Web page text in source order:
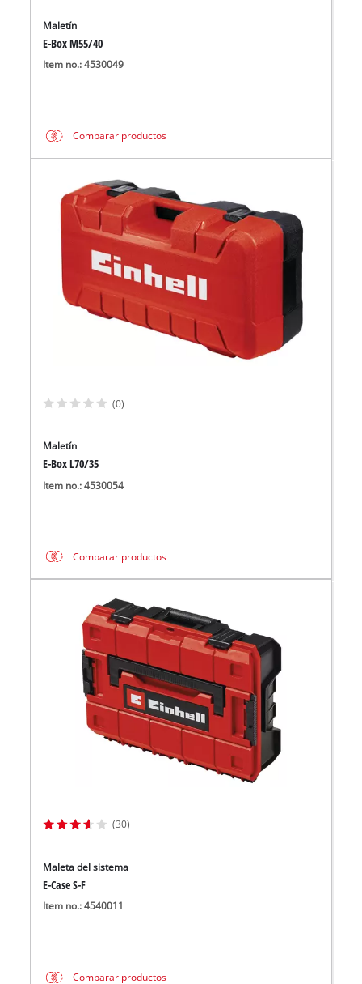
Maletín
E-Box M55/40
Item no.: 4530049
Comparar productos
(0)
Maletín
E-Box L70/35
Item no.: 4530054
Comparar productos
(30)
Maleta del sistema
E-Case S-F
Item no.: 4540011
Comparar productos